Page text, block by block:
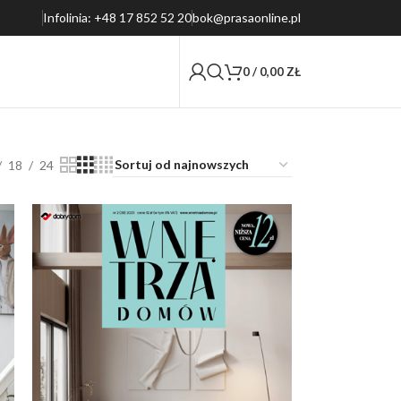
Infolinia: +48 17 852 52 20bok@prasaonline.pl
0/ 0,00 ZŁ
18 24